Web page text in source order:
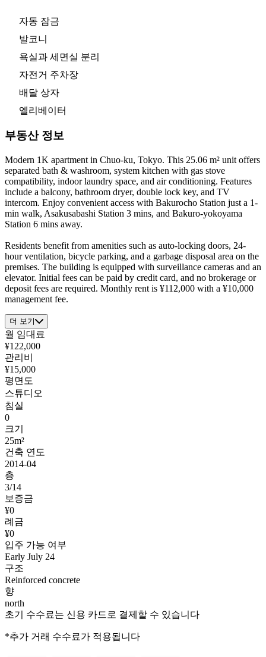
자동 잠금
발코니
욕실과 세면실 분리
자전거 주차장
배달 상자
엘리베이터
부동산 정보
Modern 1K apartment in Chuo-ku, Tokyo. This 25.06 m² unit offers
separated bath & washroom, system kitchen with gas stove
compatibility, indoor laundry space, and air conditioning. Features
include a balcony, bathroom dryer, double lock key, and TV
intercom. Enjoy convenient access with Bakurocho Station just a 1-
min walk, Asakusabashi Station 3 mins, and Bakuro-yokoyama
Station 6 mins away.
Residents benefit from amenities such as auto-locking doors, 24-
hour ventilation, bicycle parking, and a garbage disposal area on the
premises. The building is equipped with surveillance cameras and an
elevator. Initial fees can be paid by credit card, and no brokerage or
deposit fees are required. Monthly rent is ¥112,000 with a ¥10,000
management fee.
더 보기
월 임대료
¥122,000
관리비
¥15,000
평면도
스튜디오
침실
0
크기
25m²
건축 연도
2014-04
층
3/14
보증금
¥0
례금
¥0
입주 가능 여부
Early July 24
구조
Reinforced concrete
향
north
초기 수수료는 신용 카드로 결제할 수 있습니다
*추가 거래 수수료가 적용됩니다